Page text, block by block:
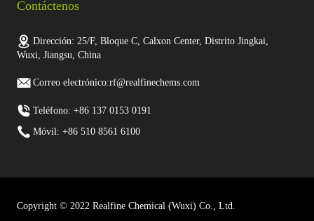
Contáctenos
Dirección: 25/F, Bloque C, Calxon Center, Distrito Jingkai,
Wuxi, Jiangsu, China
Correo electrónico:rf@realfinechems.com
Teléfono: +86 137 0153 0191
Móvil: +86 510 8561 6100
Copyright © 2022 Realfine Chemical (Wuxi) Co., Ltd.